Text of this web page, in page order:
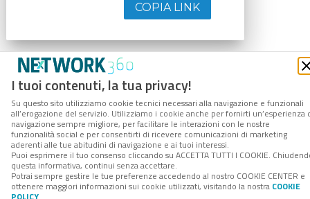
I tuoi contenuti, la tua privacy!
Su questo sito utilizziamo cookie tecnici necessari alla navigazione e funzionali
all’erogazione del servizio. Utilizziamo i cookie anche per fornirti un’esperienza
navigazione sempre migliore, per facilitare le interazioni con le nostre
funzionalità social e per consentirti di ricevere comunicazioni di marketing
aderenti alle tue abitudini di navigazione e ai tuoi interessi.
Puoi esprimere il tuo consenso cliccando su ACCETTA TUTTI I COOKIE.
questa informativa, continui senza accettare.
Potrai sempre gestire le tue preferenze accedendo al nostro COOKIE CENTER e
ottenere maggiori informazioni sui cookie utilizzati, visitando la nostra COOKIE
COPIA LINK